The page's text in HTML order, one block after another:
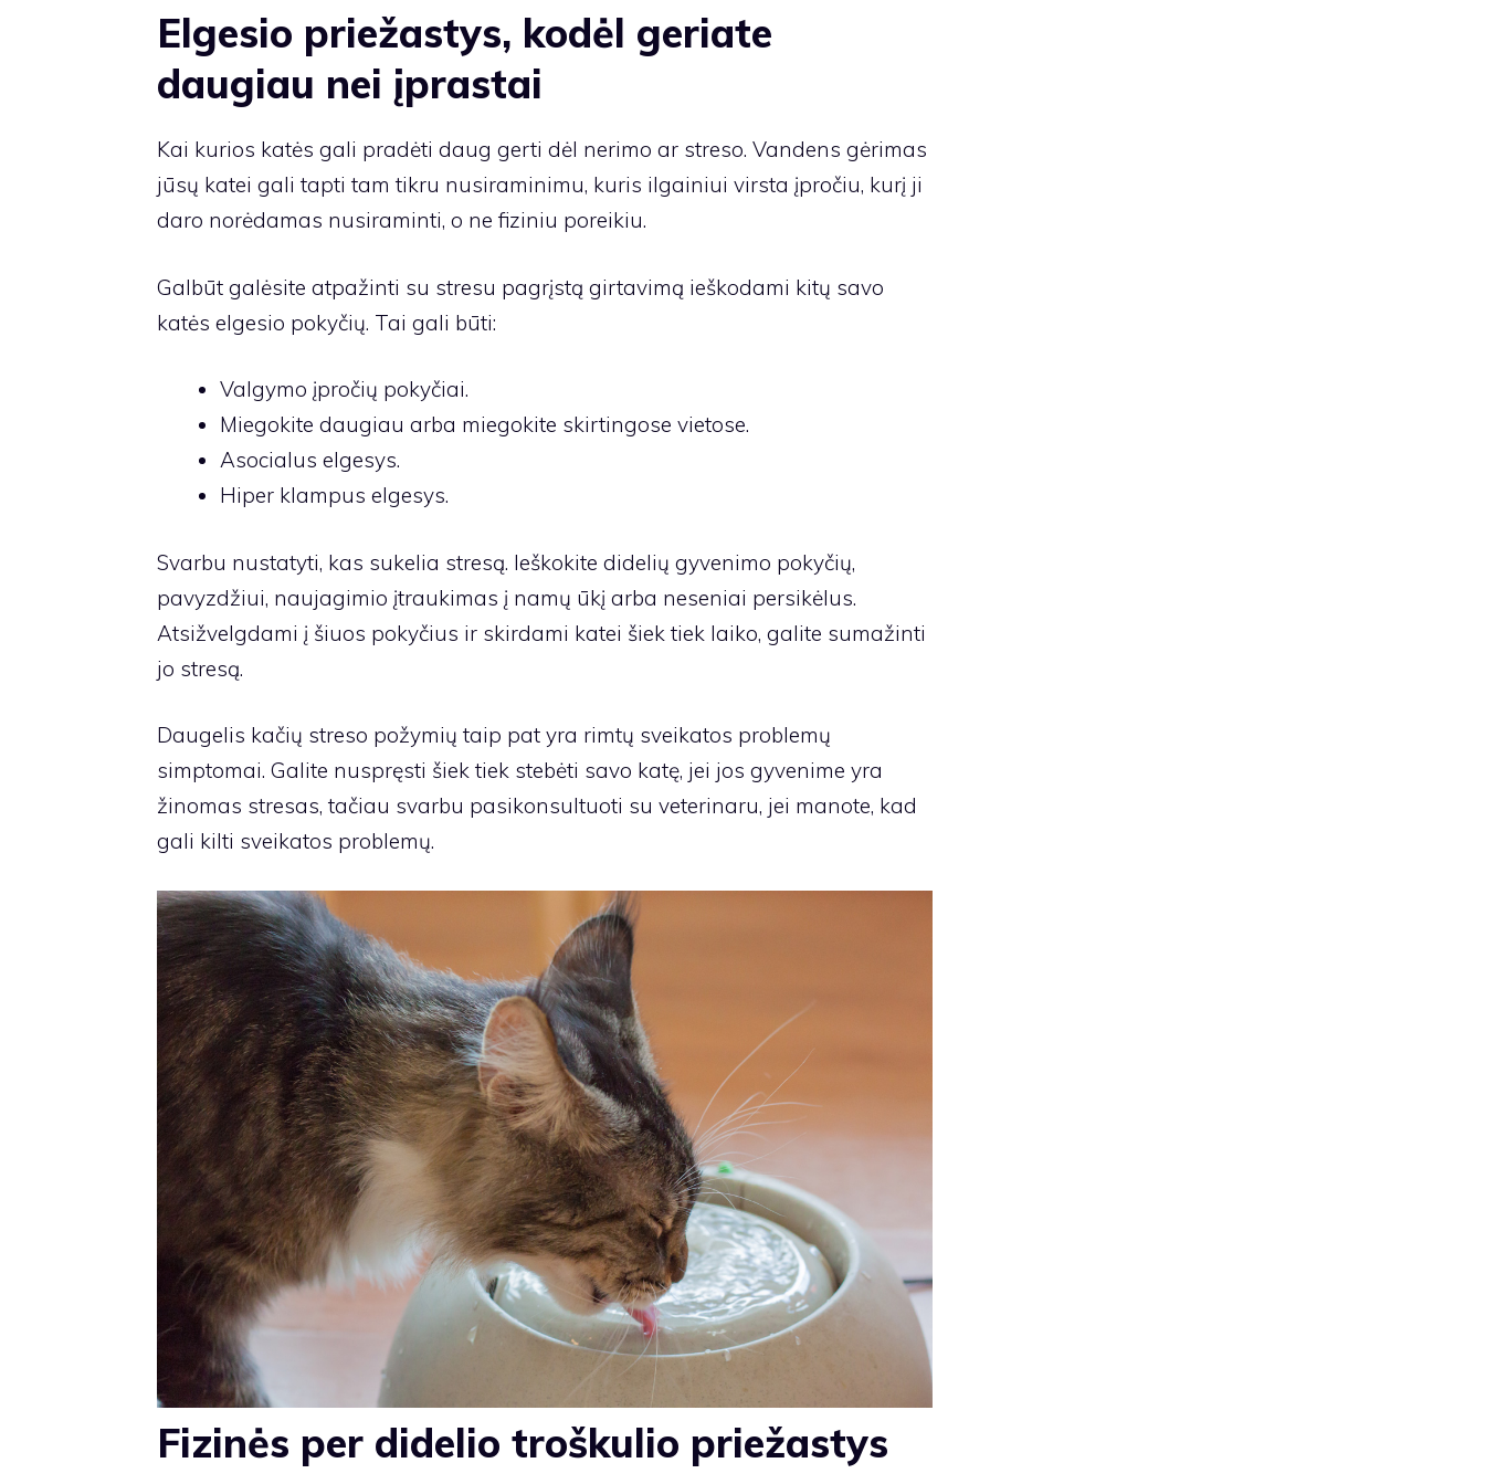
Elgesio priežastys, kodėl geriate
daugiau nei įprastai
Kai kurios katės gali pradėti daug gerti dėl nerimo ar streso. Vandens gėrimas
jūsų katei gali tapti tam tikru nusiraminimu, kuris ilgainiui virsta įpročiu, kurį ji
daro norėdamas nusiraminti, o ne fiziniu poreikiu.
Galbūt galėsite atpažinti su stresu pagrįstą girtavimą ieškodami kitų savo
katės elgesio pokyčių. Tai gali būti:
Valgymo įpročių pokyčiai.
Miegokite daugiau arba miegokite skirtingose ​​vietose.
Asocialus elgesys.
Hiper klampus elgesys.
Svarbu nustatyti, kas sukelia stresą. Ieškokite didelių gyvenimo pokyčių,
pavyzdžiui, naujagimio įtraukimas į namų ūkį arba neseniai persikėlus.
Atsižvelgdami į šiuos pokyčius ir skirdami katei šiek tiek laiko, galite sumažinti
jo stresą.
Daugelis kačių streso požymių taip pat yra rimtų sveikatos problemų
simptomai. Galite nuspręsti šiek tiek stebėti savo katę, jei jos gyvenime yra
žinomas stresas, tačiau svarbu pasikonsultuoti su veterinaru, jei manote, kad
gali kilti sveikatos problemų.
Fizinės per didelio troškulio priežastys